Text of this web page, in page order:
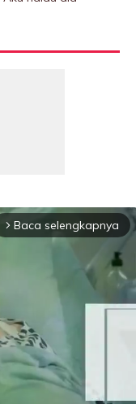
arrow_forward_ios Baca selengkapnya